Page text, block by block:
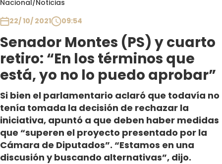
Nacional/Noticias
22/ 10/ 2021
09:54
Senador Montes (PS) y cuarto
retiro: “En los términos que
está, yo no lo puedo aprobar”
Si bien el parlamentario aclaró que todavía no
tenía tomada la decisión de rechazar la
iniciativa, apuntó a que deben haber medidas
que “superen el proyecto presentado por la
Cámara de Diputados”. “Estamos en una
discusión y buscando alternativas”, dijo.
Club De La Comedia
Contigo en Directo
Plan Perfecto
El Tiempo
Sabingo
Todos Los Programas